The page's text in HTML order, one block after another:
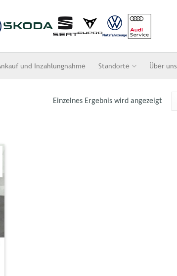
und Inzahlungnahme Standorte Über uns
Einzelnes Ergebnis wird angezeigt